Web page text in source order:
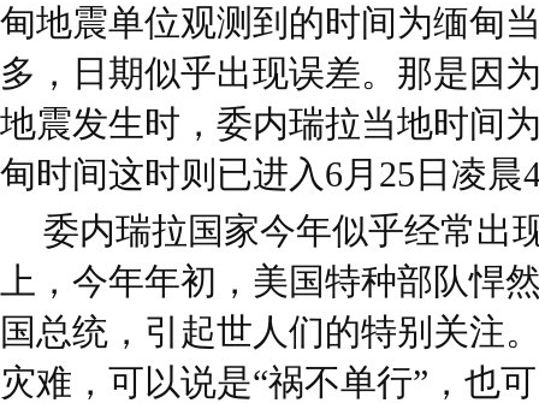
甸地震单位观测到的时间为缅甸
多，日期似乎出现误差。那是因
地震发生时，委内瑞拉当地时间
甸时间这时则已进入6月25日凌晨
委内瑞拉国家今年似乎经常出
上，今年年初，美国特种部队悍
国总统，引起世人们的特别关注
灾难，可以说是“祸不单行”，也